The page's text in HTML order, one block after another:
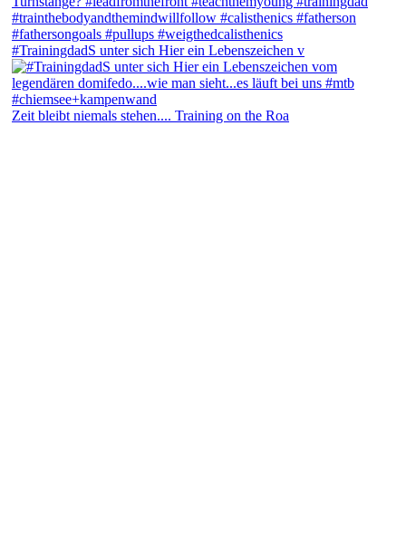
#TrainingdadS unter sich Hier ein Lebenszeichen v
Zeit bleibt niemals stehen.... Training on the Roa